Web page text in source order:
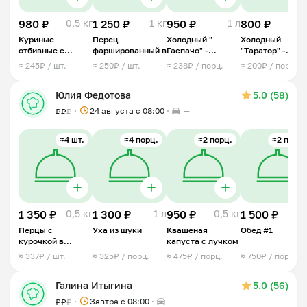
980 ₽ 0,5 кг
Куриные
отбивные с
ананасом под
≈ 245₽ / шт.
1 250 ₽ 1 кг
Перец
фаршированный в
≈ 250₽ / шт.
950 ₽ 1 л
Холодный "
Гаспачо" -
овощной суп
≈ 238₽ / порц.
800 ₽
Холодный
"Таратор" -
болгарский суп
≈ 200₽ / порц.
Юлия Федотова 5.0 (58)
₽₽₽ 24 августа с 08:00 —
≈4 шт.
1 350 ₽ 0,5 кг
Перцы с
курочкой в
сливках
≈ 337₽ / шт.
≈4 порц.
1 300 ₽ 1 л
Уха из щуки
≈ 325₽ / порц.
≈2 порц.
950 ₽ 0,5 кг
Квашеная
капуста с лучком
≈ 475₽ / порц.
≈2 порц.
1 500 ₽
Обед #1
≈ 750₽ / порц.
Галина Итыгина 5.0 (56)
₽₽₽ Завтра c 08:00 —